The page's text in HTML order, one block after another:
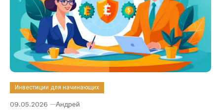
Инвестиции для начинающих
09.05.2026 Андрей